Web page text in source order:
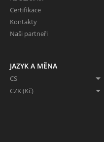
Certifikace
Kontakty
Naši partneři
JAZYK A MĚNA
CS
CZK (Kč)